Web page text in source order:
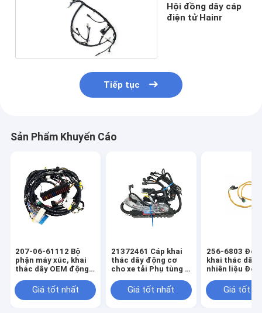
Hội đồng dây cáp
điện tử Hainr
Tiếp tục
Sản Phẩm Khuyến Cáo
207-06-61112 Bộ
phận máy xúc, khai
thác dây OEM động
Giá tốt nhất
21372461 Cáp khai
thác dây động cơ
cho xe tải Phụ tùng ô
dây OEMGiá tốt nhất
256-6803
khai thác dây
nhiên liệu
312CGiá tốt